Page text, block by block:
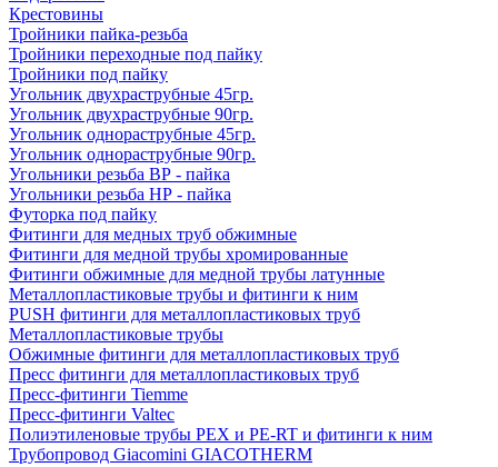
Крестовины
Тройники пайка-резьба
Тройники переходные под пайку
Тройники под пайку
Угольник двухраструбные 45гр.
Угольник двухраструбные 90гр.
Угольник однораструбные 45гр.
Угольник однораструбные 90гр.
Угольники резьба ВР - пайка
Угольники резьба НР - пайка
Футорка под пайку
Фитинги для медных труб обжимные
Фитинги для медной трубы хромированные
Фитинги обжимные для медной трубы латунные
Металлопластиковые трубы и фитинги к ним
PUSH фитинги для металлопластиковых труб
Металлопластиковые трубы
Обжимные фитинги для металлопластиковых труб
Пресс фитинги для металлопластиковых труб
Пресс-фитинги Tiemme
Пресс-фитинги Valtec
Полиэтиленовые трубы PEX и PE-RT и фитинги к ним
Трубопровод Giacomini GIACOTHERM